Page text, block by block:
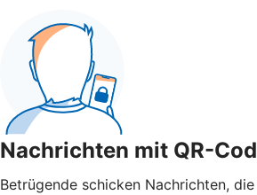
Nachrichten mit QR-
Betrügende schicken Nachrichten,